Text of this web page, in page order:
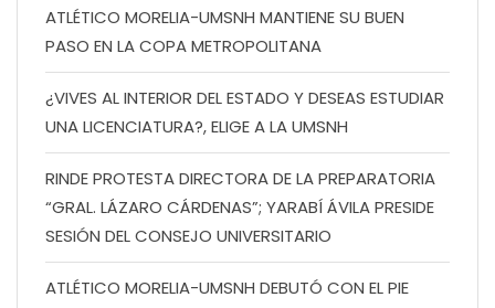
ATLÉTICO MORELIA-UMSNH MANTIENE SU BUEN
PASO EN LA COPA METROPOLITANA
¿VIVES AL INTERIOR DEL ESTADO Y DESEAS ESTUDIAR
UNA LICENCIATURA?, ELIGE A LA UMSNH
RINDE PROTESTA DIRECTORA DE LA PREPARATORIA
“GRAL. LÁZARO CÁRDENAS”; YARABÍ ÁVILA PRESIDE
SESIÓN DEL CONSEJO UNIVERSITARIO
ATLÉTICO MORELIA-UMSNH DEBUTÓ CON EL PIE